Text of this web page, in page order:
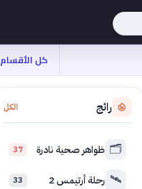
كل الأقسام
رائج الكل
🗂️ ظواهر صحية نادرة 37
🛰️ رحلة أرتيمس 2 33